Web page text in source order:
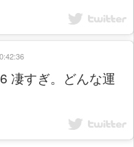
凄すぎ。どんな運